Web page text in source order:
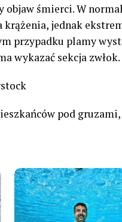
objaw śmierci. W
jednak
przypadku plamy
wykazać sekcja zwłok.
pod